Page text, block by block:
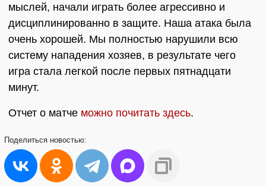
мыслей, начали играть более агрессивно и
дисциплинированно в защите. Наша атака была
очень хорошей. Мы полностью нарушили всю
систему нападения хозяев, в результате чего
игра стала легкой после первых пятнадцати
минут.
Отчет о матче можно почитать здесь.
Поделиться новостью: